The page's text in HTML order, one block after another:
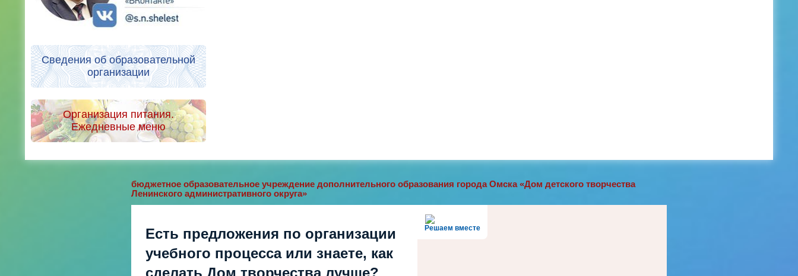
Сведения об образовательной
организации
Организация питания.
Ежедневные меню
бюджетное образовательное учреждение дополнительного образования города Омска «Дом детского творчества
Ленинского административного округа»
Решаем вместе
Есть предложения по организации
учебного процесса или знаете, как
сделать Дом творчества лучше?